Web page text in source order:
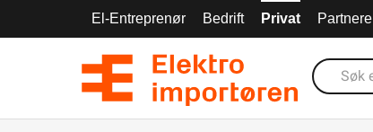
El-Entreprenør Bedrift Privat Partnere